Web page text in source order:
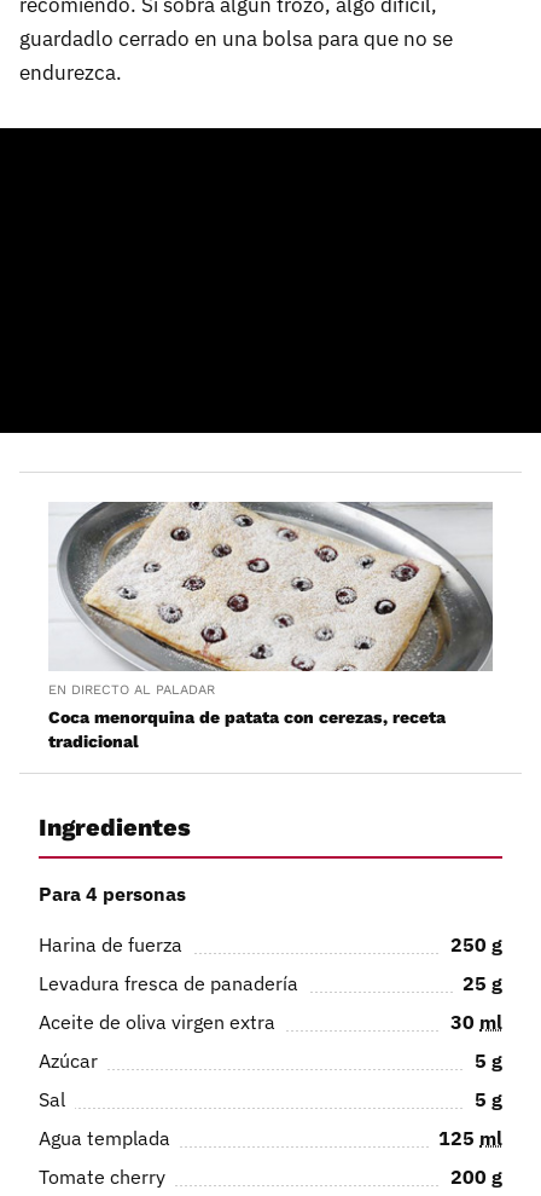
guardadlo cerrado en una bolsa para que no se
endurezca.
EN DIRECTO AL PALADAR
Coca menorquina de patata con cerezas, receta
tradicional
Ingredientes
Para 4 personas
Harina de fuerza 250 g
Levadura fresca de panadería
25 g
Aceite de oliva virgen extra
30 ml
Azúcar
5 g
Sal
5 g
Agua templada
125 ml
Tomate cherry
200 g